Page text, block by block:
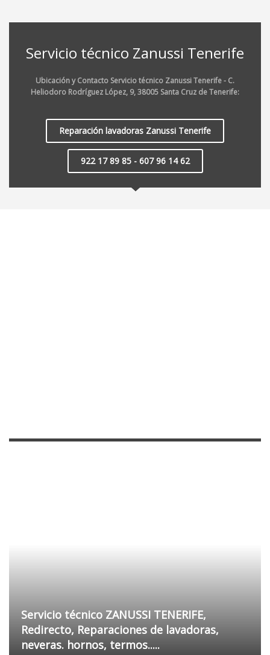
Servicio técnico Zanussi Tenerife
Ubicación y Contacto Servicio técnico Zanussi Tenerife - C.
Heliodoro Rodríguez López, 9, 38005 Santa Cruz de Tenerife:
Reparación lavadoras Zanussi Tenerife
922 17 89 85 - 607 96 14 62
Servicio técnico ZANUSSI TENERIFE,
Redirecto, Reparaciones de lavadoras,
neveras. hornos, termos.....